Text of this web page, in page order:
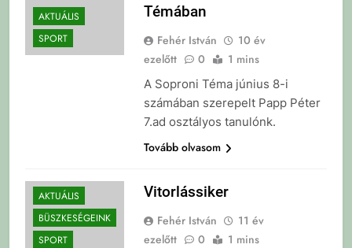
AKTUÁLIS
SPORT
Témában
Fehér István
10 év
ezelőtt
0 1 mins
A Soproni Téma június 8-i
számában szerepelt Papp Péter
7.ad osztályos tanulónk.
Tovább olvasom
AKTUÁLIS
BÜSZKESÉGEINK
SPORT
Vitorlássiker
Fehér István
11 év
ezelőtt
0 1 mins